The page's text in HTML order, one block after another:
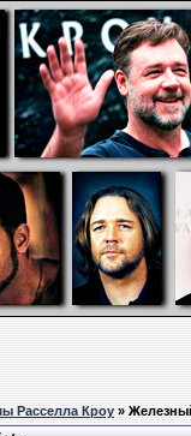
Расселла Кроу»